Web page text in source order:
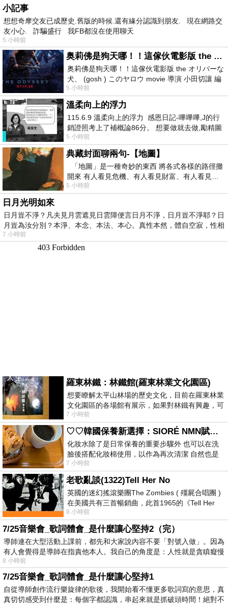
小記事
想想奇摩交友已成歷史.舊版的時候.還有緣分認識到朋友. 現在網路交
友小心. 詐騙盛行 我FB都沒在使用聊天
5 小時前
奥莉佛是狗天哪！！這傢伙電影版 the オリバーな犬、 (gosh ) このヤロウ movie
奥莉佛是狗天哪！！這傢伙電影版 the オリバーな
犬、 (gosh ) このヤロウ movie 導演 小田切讓 編
劇: 小田切讓 主演: 小田切讓
5 小時前
溫柔向上的浮力
115.6.9 溫柔向上的浮力 感恩日記-嗶嗶嗶,J的行
銷證照考上了補概論86分。 想要做就去做,勵精圖
治大成功,也是表法,堅持和努力
5 小時前
典藏封面聊兩句-【地圖】
「地圖」是一種奇妙的東西 將各式各樣的路徑攤
開來 有人看見危機、有人看見財富、有人看見…
從中可以發掘出不同的
5 小時前
日月光明如來
日月豈不淨？凡夫見月雲遮見日雲障便言日月不淨，日月豈不淨耶？日
月豈為汝分別？本淨、本念、本法、本心。真性本然，體自空寂，性相
7 小時前
羅東林鐵：林鐵館(羅東林業文化園區)
想要瞭解太平山林場的歷史文化，目前在羅東林業
文化園區的各場館有展示，如果對林鐵有興趣，可
以到林鐵館。 這裡展示從山下
7 小時前
♡♡韓國保養新選擇：SIORÉ NMN賦活泡泡化妝水♡♡
化妝水除了是日常保養的重要步驟外 也可以在洗
臉後搭配化妝棉使用，以作為再次清潔 自然也是
我的保養必備品項 不過，我對於化妝
7 小時前
老歌亂談(1322)Tell Her No
英國的迷幻搖滾樂團The Zombies ( 殭屍合唱團 )
在美國共有三首暢銷曲，此首1965的《Tell Her
No》即為其中之一，在告示牌百大單曲
8 小時前
7/25音樂會_歌詞體會_是什麼讓心堅持2（完）
導師連在大型活動上課前，都先和大家說內容不要「對號入做」。因為
有人會覺得是導師在指責他本人。我自己的角度是：人性就是貪瞋癡慢
8 小時前
7/25音樂會_歌詞體會_是什麼讓心堅持1
自從導師創作流行樂旋律的歌後，我開始看不懂更多歌詞寫的意思，真
真切切感受到什麼是：每個字都認識，串起來就是抓破頭時間！絕對不